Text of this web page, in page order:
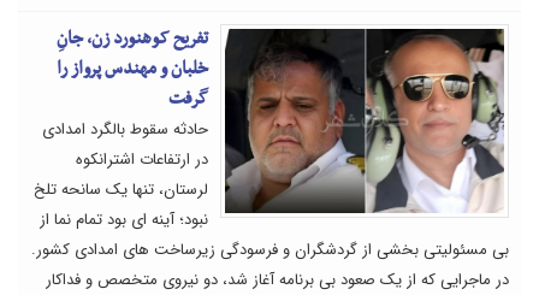
تفریح کوهنورد زن، جانِ
خلبان و مهندس پرواز را
گرفت
حادثه سقوط بالگرد امدادی
در ارتفاعات اشترانکوه
لرستان، تنها یک سانحه تلخ
نبود؛ آینه ای بود تمام نما از
بی مسئولیتی بخشی از گردشگران و فرسودگی زیرساخت های امدادی کشور.
در ماجرایی که از یک صعود بی برنامه آغاز شد، دو نیروی متخصص و فداکار